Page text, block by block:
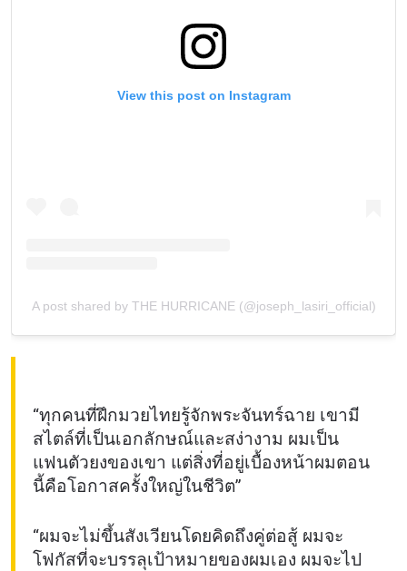
View this post on Instagram
A post shared by THE HURRICANE (@joseph_lasiri_official)
“ทุกคนที่ฝึกมวยไทยรู้จักพระจันทร์ฉาย เขามี
สไตล์ที่เป็นเอกลักษณ์และสง่างาม ผมเป็น
แฟนตัวยงของเขา แต่สิ่งที่อยู่เบื้องหน้าผมตอน
นี้คือโอกาสครั้งใหญ่ในชีวิต”
“ผมจะไม่ขึ้นสังเวียนโดยคิดถึงคู่ต่อสู้ ผมจะ
โฟกัสที่จะบรรลุเป้าหมายของผมเอง ผมจะไป